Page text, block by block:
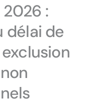
:
délai de